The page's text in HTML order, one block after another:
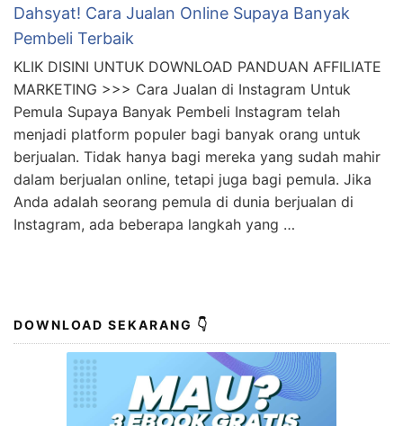
Dahsyat! Cara Jualan Online Supaya Banyak
Pembeli Terbaik
KLIK DISINI UNTUK DOWNLOAD PANDUAN AFFILIATE
MARKETING >>> Cara Jualan di Instagram Untuk
Pemula Supaya Banyak Pembeli Instagram telah
menjadi platform populer bagi banyak orang untuk
berjualan. Tidak hanya bagi mereka yang sudah mahir
dalam berjualan online, tetapi juga bagi pemula. Jika
Anda adalah seorang pemula di dunia berjualan di
Instagram, ada beberapa langkah yang …
DOWNLOAD SEKARANG 👇